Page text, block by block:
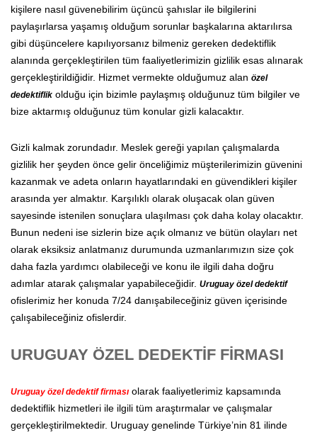
kişilere nasıl güvenebilirim üçüncü şahıslar ile bilgilerini
paylaşırlarsa yaşamış olduğum sorunlar başkalarına aktarılırsa
gibi düşüncelere kapılıyorsanız bilmeniz gereken dedektiflik
alanında gerçekleştirilen tüm faaliyetlerimizin gizlilik esas alınarak
gerçekleştirildiğidir. Hizmet vermekte olduğumuz alan özel
dedektiflik olduğu için bizimle paylaşmış olduğunuz tüm bilgiler ve
bize aktarmış olduğunuz tüm konular gizli kalacaktır.
Gizli kalmak zorundadır. Meslek gereği yapılan çalışmalarda
gizlilik her şeyden önce gelir önceliğimiz müşterilerimizin güvenini
kazanmak ve adeta onların hayatlarındaki en güvendikleri kişiler
arasında yer almaktır. Karşılıklı olarak oluşacak olan güven
sayesinde istenilen sonuçlara ulaşılması çok daha kolay olacaktır.
Bunun nedeni ise sizlerin bize açık olmanız ve bütün olayları net
olarak eksiksiz anlatmanız durumunda uzmanlarımızın size çok
daha fazla yardımcı olabileceği ve konu ile ilgili daha doğru
adımlar atarak çalışmalar yapabileceğidir. Uruguay özel dedektif
ofislerimiz her konuda 7/24 danışabileceğiniz güven içerisinde
çalışabileceğiniz ofislerdir.
URUGUAY ÖZEL DEDEKTİF FİRMASI
Uruguay özel dedektif firması olarak faaliyetlerimiz kapsamında
dedektiflik hizmetleri ile ilgili tüm araştırmalar ve çalışmalar
gerçekleştirilmektedir. Uruguay genelinde Türkiye’nin 81 ilinde